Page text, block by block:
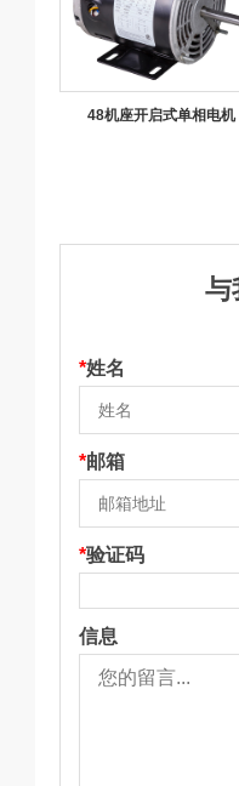
48机座开启式单相电机
与
*姓名
*邮箱
*验证码
信息